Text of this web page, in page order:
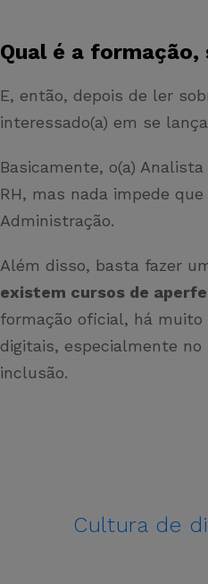
Qual é a
E, então, depois de ler
interessado(a) em se
Basicamente, o(a)
RH, mas nada impede
Administração.
Além disso, basta fazer
existem cursos de
formação oficial, há
digitais, especialmente
inclusão.
Cultura de